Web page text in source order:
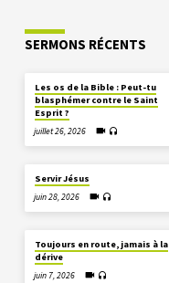
SERMONS RÉCENTS
Les os de la Bible : Peut-tu
blasphémer contre le Saint
Esprit ?
juillet 26, 2026
Servir Jésus
juin 28, 2026
Toujours en route, jamais à la
dérive
juin 7, 2026